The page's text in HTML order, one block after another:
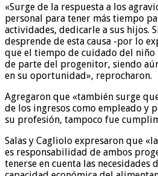
«Surge de la respuesta a los
personal para tener más tiempo
actividades, dedicarle a sus hijos.
desprende de esta causa -por lo
que el tiempo de cuidado del niño
de parte del progenitor, siendo
en su oportunidad», reprocharon.
Agregaron que «también surge
de los ingresos como empleado y
su profesión, tampoco fue
Salas y Cagliolo expresaron que
es responsabilidad de ambos
tenerse en cuenta las necesidades